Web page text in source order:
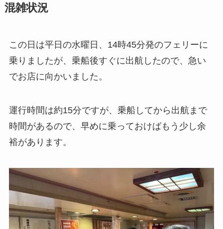
混雑状況
この日は平日の水曜日、14時45分発のフェリーに
乗りましたが、乗船後すぐに出航したので、急い
でお店に向かいました。
運行時間は約15分ですが、乗船してから出航まで
時間があるので、早めに乗っておけばもう少し余
裕があります。